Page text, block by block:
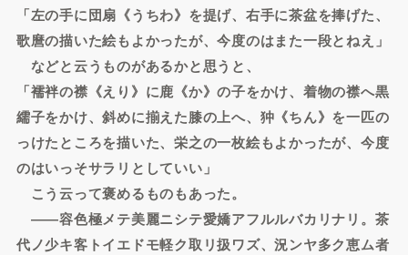
「左の手に団扇《うちわ》を提げ、右手に茶盆を捧げた、
歌麿の描いた絵もよかったが、今度のはまた一段とねえ」
などと云うものがあるかと思うと、
「襦袢の襟《えり》に鹿《か》の子をかけ、着物の襟へ黒
繻子をかけ、斜めに揃えた膝の上へ、狆《ちん》を一匹の
っけたところを描いた、栄之の一枚絵もよかったが、今度
のはいっそサラリとしていい」
こう云って褒めるものもあった。
――容色極メテ美麗ニシテ愛嬌アフルルバカリナリ。茶
代ノ少キ客トイエドモ軽ク取リ扱ワズ、況ンヤ多ク恵ム者